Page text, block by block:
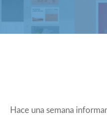
Hace una semana